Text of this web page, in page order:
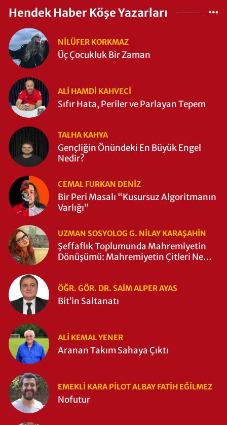
Hendek Haber Köşe Yazarları
NILÜFER KORKMAZ
Üç Çocukluk Bir Zaman
ALI HAMDI KAHVECİ
Sıfır Hata, Periler ve Parlayan Tepem
TALHA KAHYA
Gençliğin Önündeki En Büyük Engel
Nedir?
CEMAL FURKAN DENİZ
Bir Peri Masalı “Kusursuz Algoritmanın
Varlığı”
UZMAN SOSYOLOG G. NILAY KARAŞAHİN
Şeffaflık Toplumunda Mahremiyetin
Dönüşümü: Mahremiyetin Çitleri Ne
ÖĞR. GÖR. DR. SAIM ALPER AYAS
Bit’in Saltanatı
ALI KEMAL YENER
Aranan Takım Sahaya Çıktı
EMEKLI KARA PILOT ALBAY FATIH EĞİLMEZ
Nofutur